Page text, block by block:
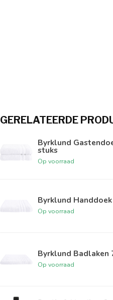
GERELATEERDE
Byrklund
stuks
Op voorraad
Byrklund
Op voorraad
Byrklund Badlaken
Op voorraad